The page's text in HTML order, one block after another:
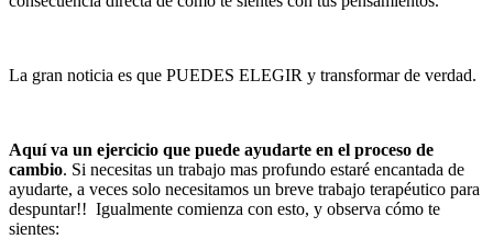
La gran noticia es que PUEDES ELEGIR y transformar de verdad.
Aquí va un ejercicio que puede ayudarte en el proceso de
cambio. Si necesitas un trabajo mas profundo estaré encantada de
ayudarte, a veces solo necesitamos un breve trabajo terapéutico para
despuntar!! Igualmente comienza con esto, y observa cómo te
sientes: